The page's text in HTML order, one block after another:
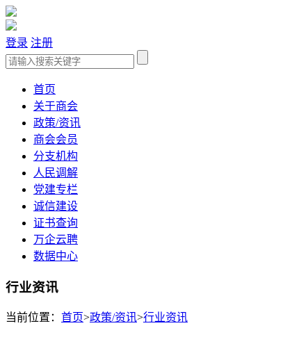
登录 注册
首页
关于商会
政策/资讯
商会会员
分支机构
人民调解
党建专栏
诚信建设
证书查询
万企云聘
数据中心
行业资讯
当前位置： 首页>政策/资讯>行业资讯